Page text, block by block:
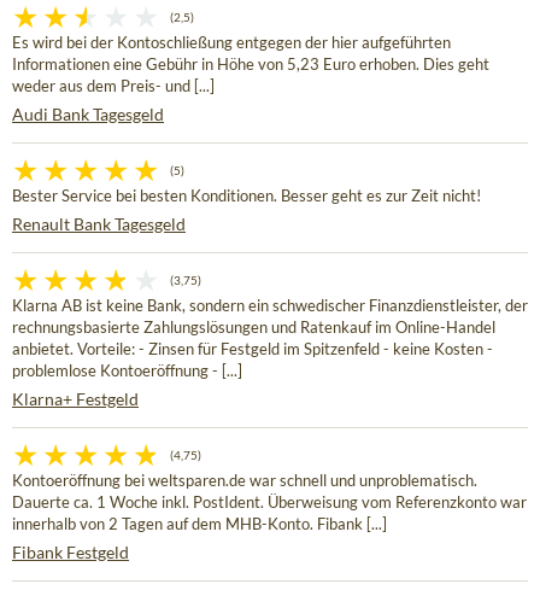
(2,5)
Es wird bei der Kontoschließung entgegen der hier aufgeführten
Informationen eine Gebühr in Höhe von 5,23 Euro erhoben. Dies geht
weder aus dem Preis- und [...]
Audi Bank Tagesgeld
(5)
Bester Service bei besten Konditionen. Besser geht es zur Zeit nicht!
Renault Bank Tagesgeld
(3,75)
Klarna AB ist keine Bank, sondern ein schwedischer Finanzdienstleister, der
rechnungsbasierte Zahlungslösungen und Ratenkauf im Online-Handel
anbietet. Vorteile: - Zinsen für Festgeld im Spitzenfeld - keine Kosten -
problemlose Kontoeröffnung - [...]
Klarna+ Festgeld
(4,75)
Kontoeröffnung bei weltsparen.de war schnell und unproblematisch.
Dauerte ca. 1 Woche inkl. PostIdent. Überweisung vom Referenzkonto war
innerhalb von 2 Tagen auf dem MHB-Konto. Fibank [...]
Fibank Festgeld